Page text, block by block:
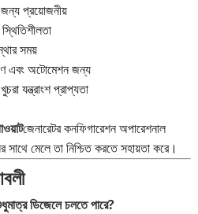
প্রয়োজনীয়
সময়
এবং অটোমেশন জন্য
যন্ত্রাংশ প্রাপ্যতা
জেনারেটর কনফিগারেশন অপারেশনাল
সাথে মেলে তা নিশ্চিত করতে সহায়তা করে।
ডিজেলে চলতে পারে?